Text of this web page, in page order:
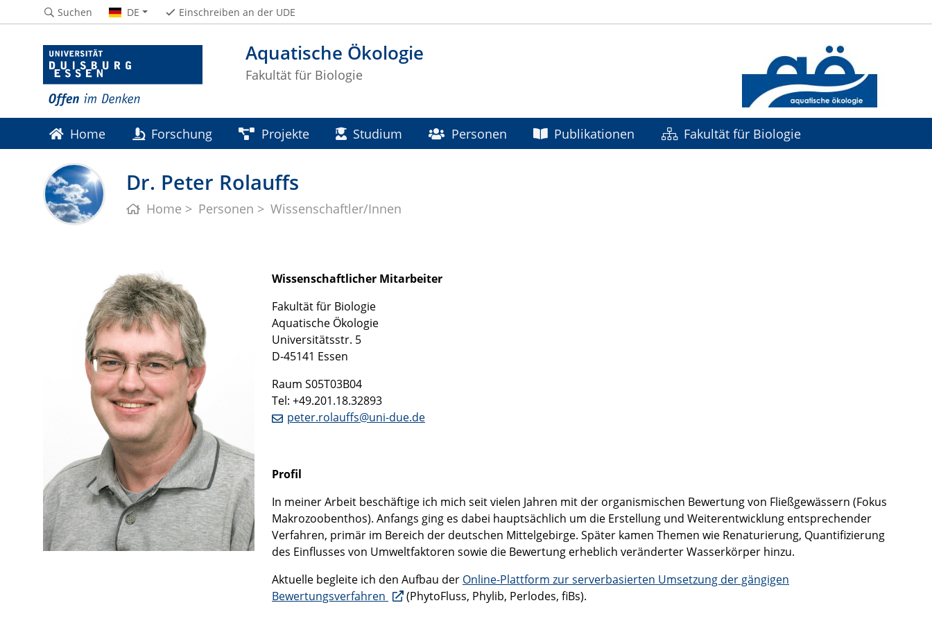
Aquatische Ökologie
Fakultät für Biologie
Suchen DE Einschreiben an der UDE
Home Forschung Projekte Studium Personen Publikationen Fakultät für Biologie
Dr. Peter Rolauffs
Home Personen Wissenschaftler/Innen
Wissenschaftlicher Mitarbeiter
Fakultät für Biologie
Aquatische Ökologie
Universitätsstr. 5
D-45141 Essen
Raum S05T03B04
Tel: +49.201.18.32893
peter.rolauffs@uni-due.de
Profil
In meiner Arbeit beschäftige ich mich seit vielen Jahren mit der organismischen Bewertung von Fließgewässern (Fokus
Makrozoobenthos). Anfangs ging es dabei hauptsächlich um die Erstellung und Weiterentwicklung entsprechender
Verfahren, primär im Bereich der deutschen Mittelgebirge. Später kamen Themen wie Renaturierung, Quantifizierung
des Einflusses von Umweltfaktoren sowie die Bewertung erheblich veränderter Wasserkörper hinzu.
Aktuelle begleite ich den Aufbau der Online-Plattform zur serverbasierten Umsetzung der gängigen
Bewertungsverfahren
(PhytoFluss, Phylib, Perlodes, fiBs).